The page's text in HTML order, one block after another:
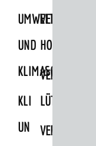
UMWELT-
UND
KLIMASCHUTZ
KLIMASCHUTZ
UND